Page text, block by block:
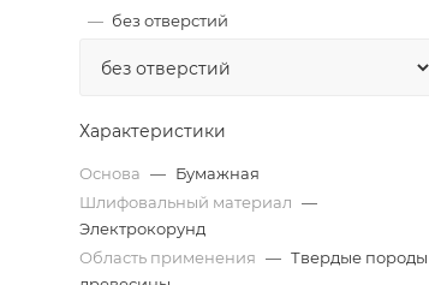
— без отверстий
Характеристики
Основа — Бумажная
Шлифовальный материал —
Электрокорунд
Область применения — Твердые породы